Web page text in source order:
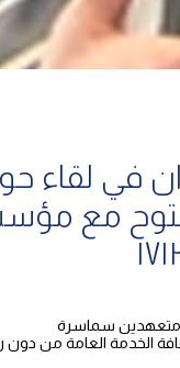
في لقاء
مع
متعهدين سماسرة
الخدمة العامة من دون